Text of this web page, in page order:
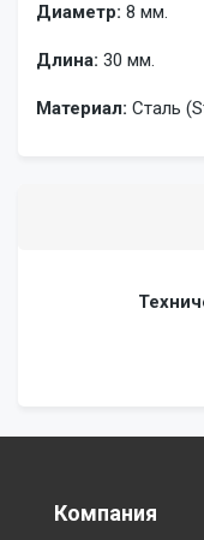
Диаметр: 8 мм.
Длина: 30 мм.
Материал: Сталь
Компания